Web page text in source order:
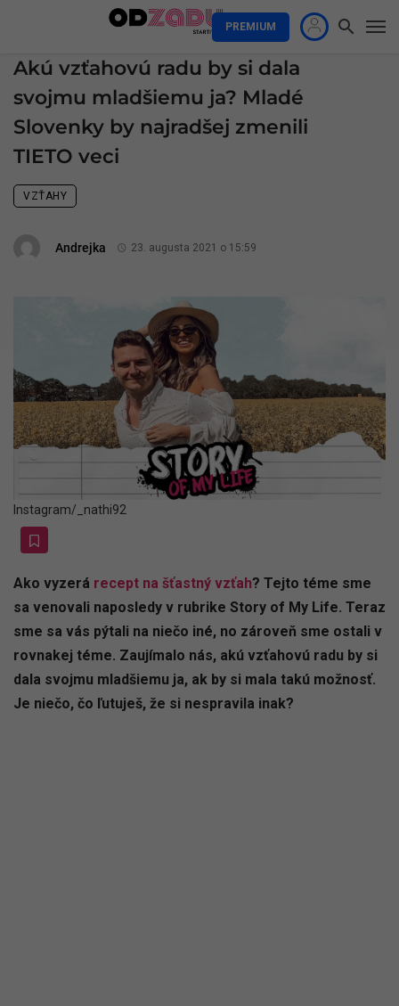
PREMIUM
Akú vzťahovú radu by si dala
svojmu mladšiemu ja? Mladé
Slovenky by najradšej zmenili
TIETO veci
VZŤAHY
Andrejka 23. augusta 2021 o 15:59
Instagram/_nathi92
Ako vyzerá recept na šťastný vzťah? Tejto téme sme
sa venovali naposledy v rubrike Story of My Life. Teraz
sme sa vás pýtali na niečo iné, no zároveň sme ostali v
rovnakej téme. Zaujímalo nás, akú vzťahovú radu by si
dala svojmu mladšiemu ja, ak by si mala takú možnosť.
Je niečo, čo ľutuješ, že si nespravila inak?